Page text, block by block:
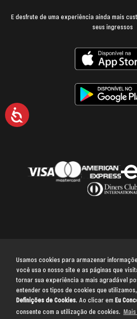
Usamos cookies para armazenar
você usa o nosso site e as páginas que
tornar sua experiência a mais agradável
entender os tipos de cookies que
Definições de Cookies. Ao clicar em Eu
consente com a utilização de cookies.
Acessibilidade
E desfrute de uma experiência ainda mais
seus ingressos
Voltar para o topo